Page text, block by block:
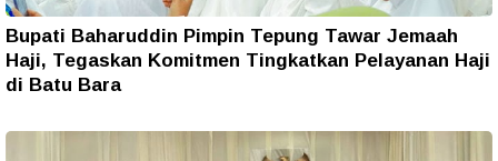
Bupati Baharuddin Pimpin Tepung Tawar Jemaah
Haji, Tegaskan Komitmen Tingkatkan Pelayanan Haji
di Batu Bara